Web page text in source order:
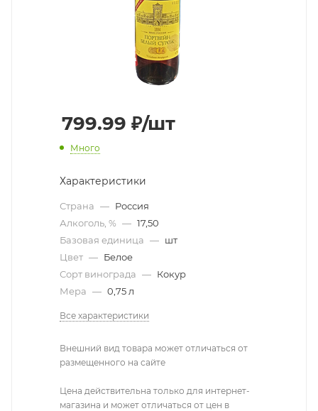
799.99 ₽/шт
Много
Характеристики
Страна — Россия
Алкоголь, % — 17,50
Базовая единица — шт
Цвет — Белое
Сорт винограда — Кокур
Мера — 0,75 л
Все характеристики
Внешний вид товара может отличаться от
размещенного на сайте
Цена действительна только для интернет-
магазина и может отличаться от цен в